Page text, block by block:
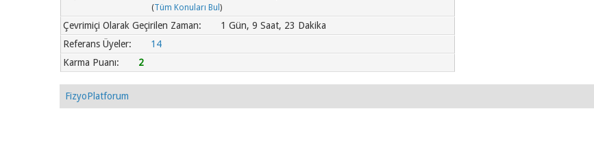
(Tüm Konuları Bul )
Çevrimiçi Olarak Geçirilen Zaman:
1 Gün, 9 Saat, 23 Dakika
Referans Üyeler:
14
Karma Puanı:
2
FizyoPlatforum